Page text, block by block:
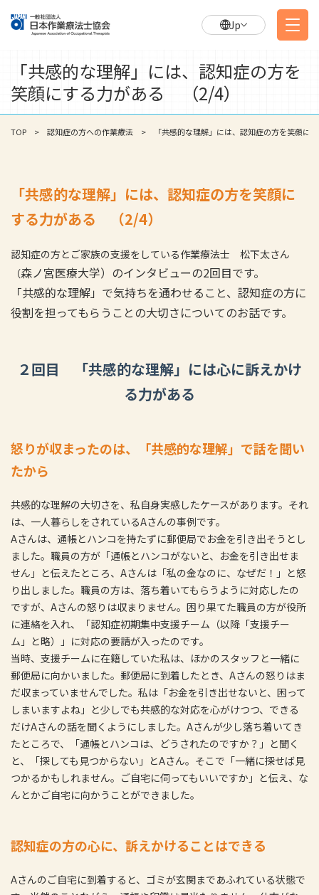
Jp
「共感的な理解」には、認知症の方を
笑顔にする力がある （2/4）
TOP 認知症の方への作業療法 「共感的な理解」には、認知症の方を笑顔
「共感的な理解」には、認知症の方を笑顔に
する力がある （2/4）
認知症の方とご家族の支援をしている作業療法士 松下太さん
（森ノ宮医療大学）のインタビューの2回目です。
「共感的な理解」で気持ちを通わせること、認知症の方に
役割を担ってもらうことの大切さについてのお話です。
２回目 「共感的な理解」には心に訴えかけ
る力がある
怒りが収まったのは、「共感的な理解」で話を聞い
たから
共感的な理解の大切さを、私自身実感したケースがあります。それ
は、一人暮らしをされているAさんの事例です。
Aさんは、通帳とハンコを持たずに郵便局でお金を引き出そうとし
ました。職員の方が「通帳とハンコがないと、お金を引き出せま
せん」と伝えたところ、Aさんは「私の金なのに、なぜだ！」と怒
り出しました。職員の方は、落ち着いてもらうように対応したの
ですが、Aさんの怒りは収まりません。困り果てた職員の方が役所
に連絡を入れ、「認知症初期集中支援チーム（以降「支援チー
ム」と略）」に対応の要請が入ったのです。
当時、支援チームに在籍していた私は、ほかのスタッフと一緒に
郵便局に向かいました。郵便局に到着したとき、Aさんの怒りはま
だ収まっていませんでした。私は「お金を引き出せないと、困って
しまいますよね」と少しでも共感的な対応を心がけつつ、できる
だけAさんの話を聞くようにしました。Aさんが少し落ち着いてき
たところで、「通帳とハンコは、どうされたのですか？」と聞く
と、「探しても見つからない」とAさん。そこで「一緒に探せば見
つかるかもしれません。ご自宅に伺ってもいいですか」と伝え、な
んとかご自宅に向かうことができました。
認知症の方の心に、訴えかけることはできる
Aさんのご自宅に到着すると、ゴミが玄関まであふれている状態で